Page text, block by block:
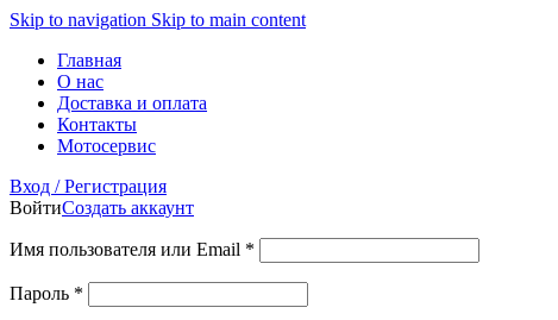
Skip to navigation Skip to main content
Главная
О нас
Доставка и оплата
Контакты
Мотосервис
Вход / Регистрация
ВойтиСоздать аккаунт
Имя пользователя или Email *
Пароль *